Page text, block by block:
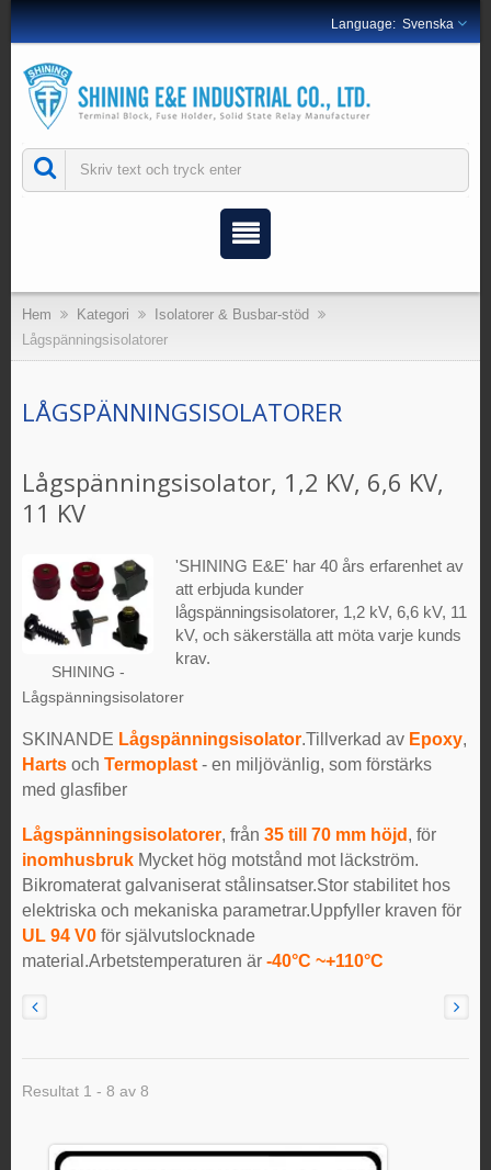
Svenska
Hem Kategori
Isolatorer & Busbar-stöd
Lågspänningsisolatorer
LÅGSPÄNNINGSISOLATORER
Lågspänningsisolator, 1,2 KV, 6,6 KV,
11 KV
SHINING -
Lågspänningsisolatorer
'SHINING E&E' har 40 års erfarenhet av
att erbjuda kunder
lågspänningsisolatorer, 1,2 kV, 6,6 kV, 11
kV, och säkerställa att möta varje kunds
krav.
SKINANDE Lågspänningsisolator.Tillverkad av Epoxy,
Harts och Termoplast - en miljövänlig, som förstärks
med glasfiber
Lågspänningsisolatorer, från 35 till 70 mm höjd , för
inomhusbruk Mycket hög motstånd mot läckström.
Bikromaterat galvaniserat stålinsatser.Stor stabilitet hos
elektriska och mekaniska parametrar.Uppfyller kraven för
UL 94 V0 för självutslocknade
material.Arbetstemperaturen är -40°C ~+110°C
Resultat 1 - 8 av 8